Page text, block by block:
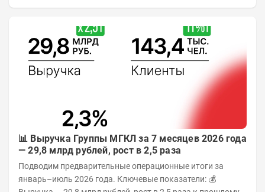
📊 Выручка Группы МГКЛ за 7 месяцев 2026 года
— 29,8 млрд рублей, рост в 2,5 раза
Подводим предварительные операционные итоги за
январь–июль 2026 года. Ключевые показатели: 💰